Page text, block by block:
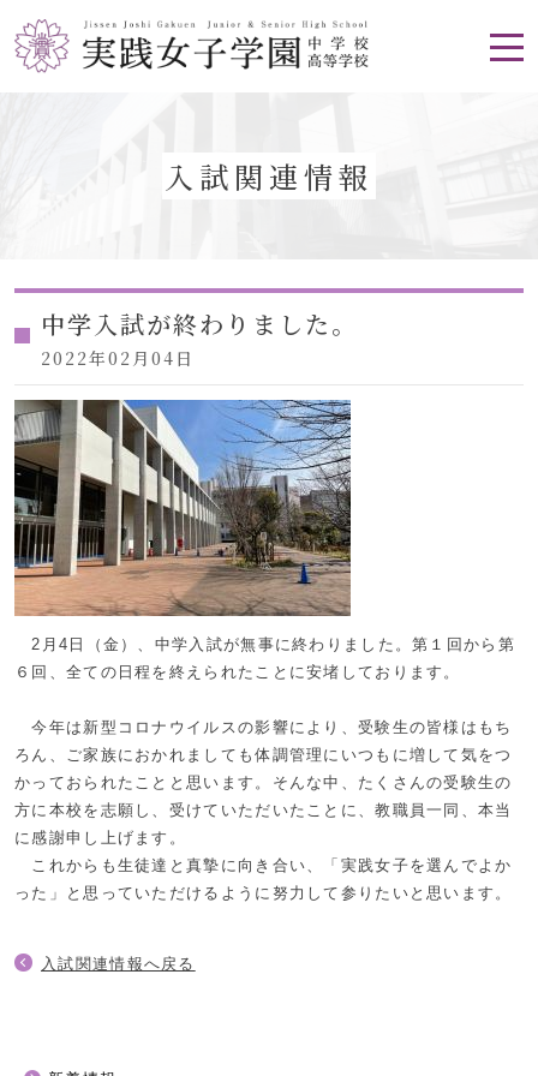
入試関連情報
中学入試が終わりました。
2022年02月04日
2月4日（金）、中学入試が無事に終わりました。第１回から第
６回、全ての日程を終えられたことに安堵しております。
今年は新型コロナウイルスの影響により、受験生の皆様はもち
ろん、ご家族におかれましても体調管理にいつもに増して気をつ
かっておられたことと思います。そんな中、たくさんの受験生の
方に本校を志願し、受けていただいたことに、教職員一同、本当
に感謝申し上げます。
これからも生徒達と真摯に向き合い、「実践女子を選んでよか
った」と思っていただけるように努力して参りたいと思います。
入試関連情報へ戻る